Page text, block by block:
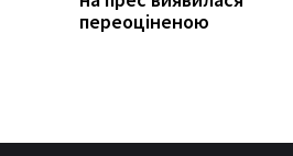
переоціненою